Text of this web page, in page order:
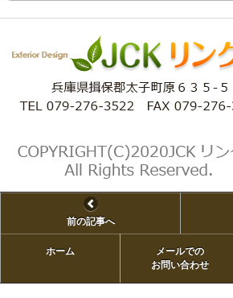
前の記事へ
ホーム
メールでの
お問い合わせ